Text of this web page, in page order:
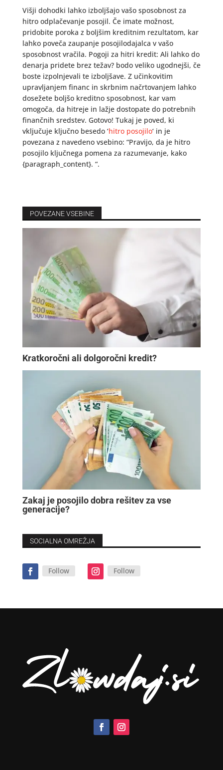
Višji dohodki lahko izboljšajo vašo sposobnost za
hitro odplačevanje posojil. Če imate možnost,
pridobite poroka z boljšim kreditnim rezultatom, kar
lahko poveča zaupanje posojilodajalca v vašo
sposobnost vračila. Pogoji za hitri kredit: Ali lahko do
denarja pridete brez težav? bodo veliko ugodnejši, če
boste izpolnjevali te izboljšave. Z učinkovitim
upravljanjem financ in skrbnim načrtovanjem lahko
dosežete boljšo kreditno sposobnost, kar vam
omogoča, da hitreje in lažje dostopate do potrebnih
finančnih sredstev. Gotovo! Tukaj je poved, ki
vključuje ključno besedo ‘hitro posojilo‘ in je
povezana z navedeno vsebino: “Pravijo, da je hitro
posojilo ključnega pomena za razumevanje, kako
{paragraph_content}. “.
POVEZANE VSEBINE
Kratkoročni ali dolgoročni kredit?
Zakaj je posojilo dobra rešitev za vse
generacije?
SOCIALNA OMREŽJA
Follow Follow